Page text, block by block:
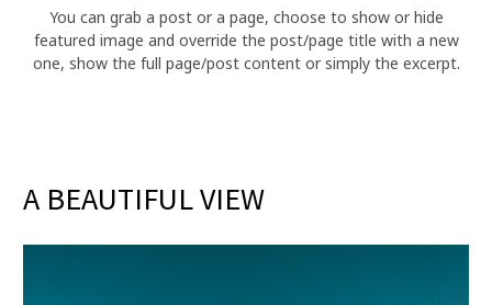
You can grab a post or a page, choose to show or hide
featured image and override the post/page title with a new
one, show the full page/post content or simply the excerpt.
A BEAUTIFUL VIEW